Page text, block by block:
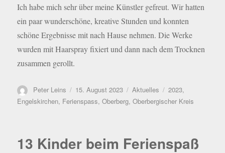
Ich habe mich sehr über meine Künstler gefreut. Wir hatten
ein paar wunderschöne, kreative Stunden und konnten
schöne Ergebnisse mit nach Hause nehmen. Die Werke
wurden mit Haarspray fixiert und dann nach dem Trocknen
zusammen gerollt.
Autor
Peter Leins
Veröffentlicht
am
15. August 2023 Kategorien
Aktuelles Schlagwörter
2023,
Engelskirchen, Ferienspass,Oberberg,Oberbergischer Kreis
13 Kinder beim Ferienspaß